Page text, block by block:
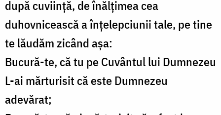
după cuviinţă, de înălţimea cea
duhovnicească a înţelepciunii tale, pe tine
te lăudăm zicând aşa:
Bucură-te, că tu pe Cuvântul lui Dumnezeu
L-ai mărturisit că este Dumnezeu
adevărat;